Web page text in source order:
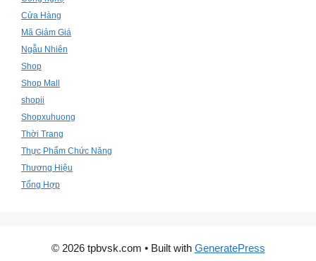
Cửa Hàng
Mã Giảm Giá
Ngẫu Nhiên
Shop
Shop Mall
shopii
Shopxuhuong
Thời Trang
Thực Phẩm Chức Năng
Thương Hiệu
Tổng Hợp
© 2026 tpbvsk.com • Built with GeneratePress